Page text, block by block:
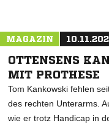
MAGAZIN
OTTENSENS
MIT PROTHESE
Tom Kankowski fehlen
des rechten Unterarms.
wie er trotz Handicap in